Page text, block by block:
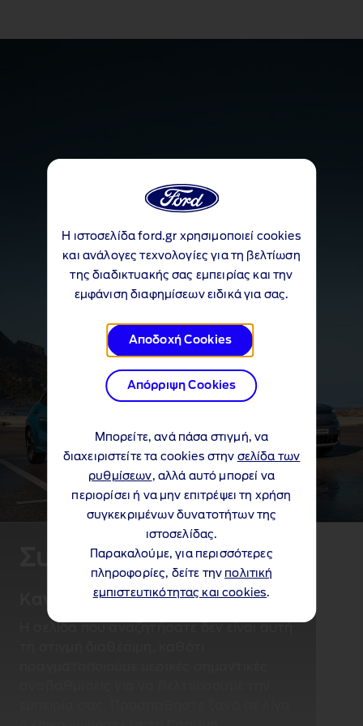
Η ιστοσελίδα ford.gr χρησιμοποιεί cookies
και ανάλογες τεχνολογίες για τη βελτίωση
της διαδικτυακής σας εμπειρίας και την
εμφάνιση διαφημίσεων ειδικά για σας.
Αποδοχή Cookies
Απόρριψη Cookies
Μπορείτε, ανά πάσα στιγμή, να
διαχειριστείτε τα cookies στην σελίδα των
ρυθμίσεων, αλλά αυτό μπορεί να
περιορίσει ή να μην επιτρέψει τη χρήση
συγκεκριμένων δυνατοτήτων της
ιστοσελίδας.
Παρακαλούμε, για περισσότερες
πληροφορίες, δείτε την πολιτική
εμπιστευτικότητας και cookies.
Συγγνώμη…
Κανουμε ενημερωση λογισμικου